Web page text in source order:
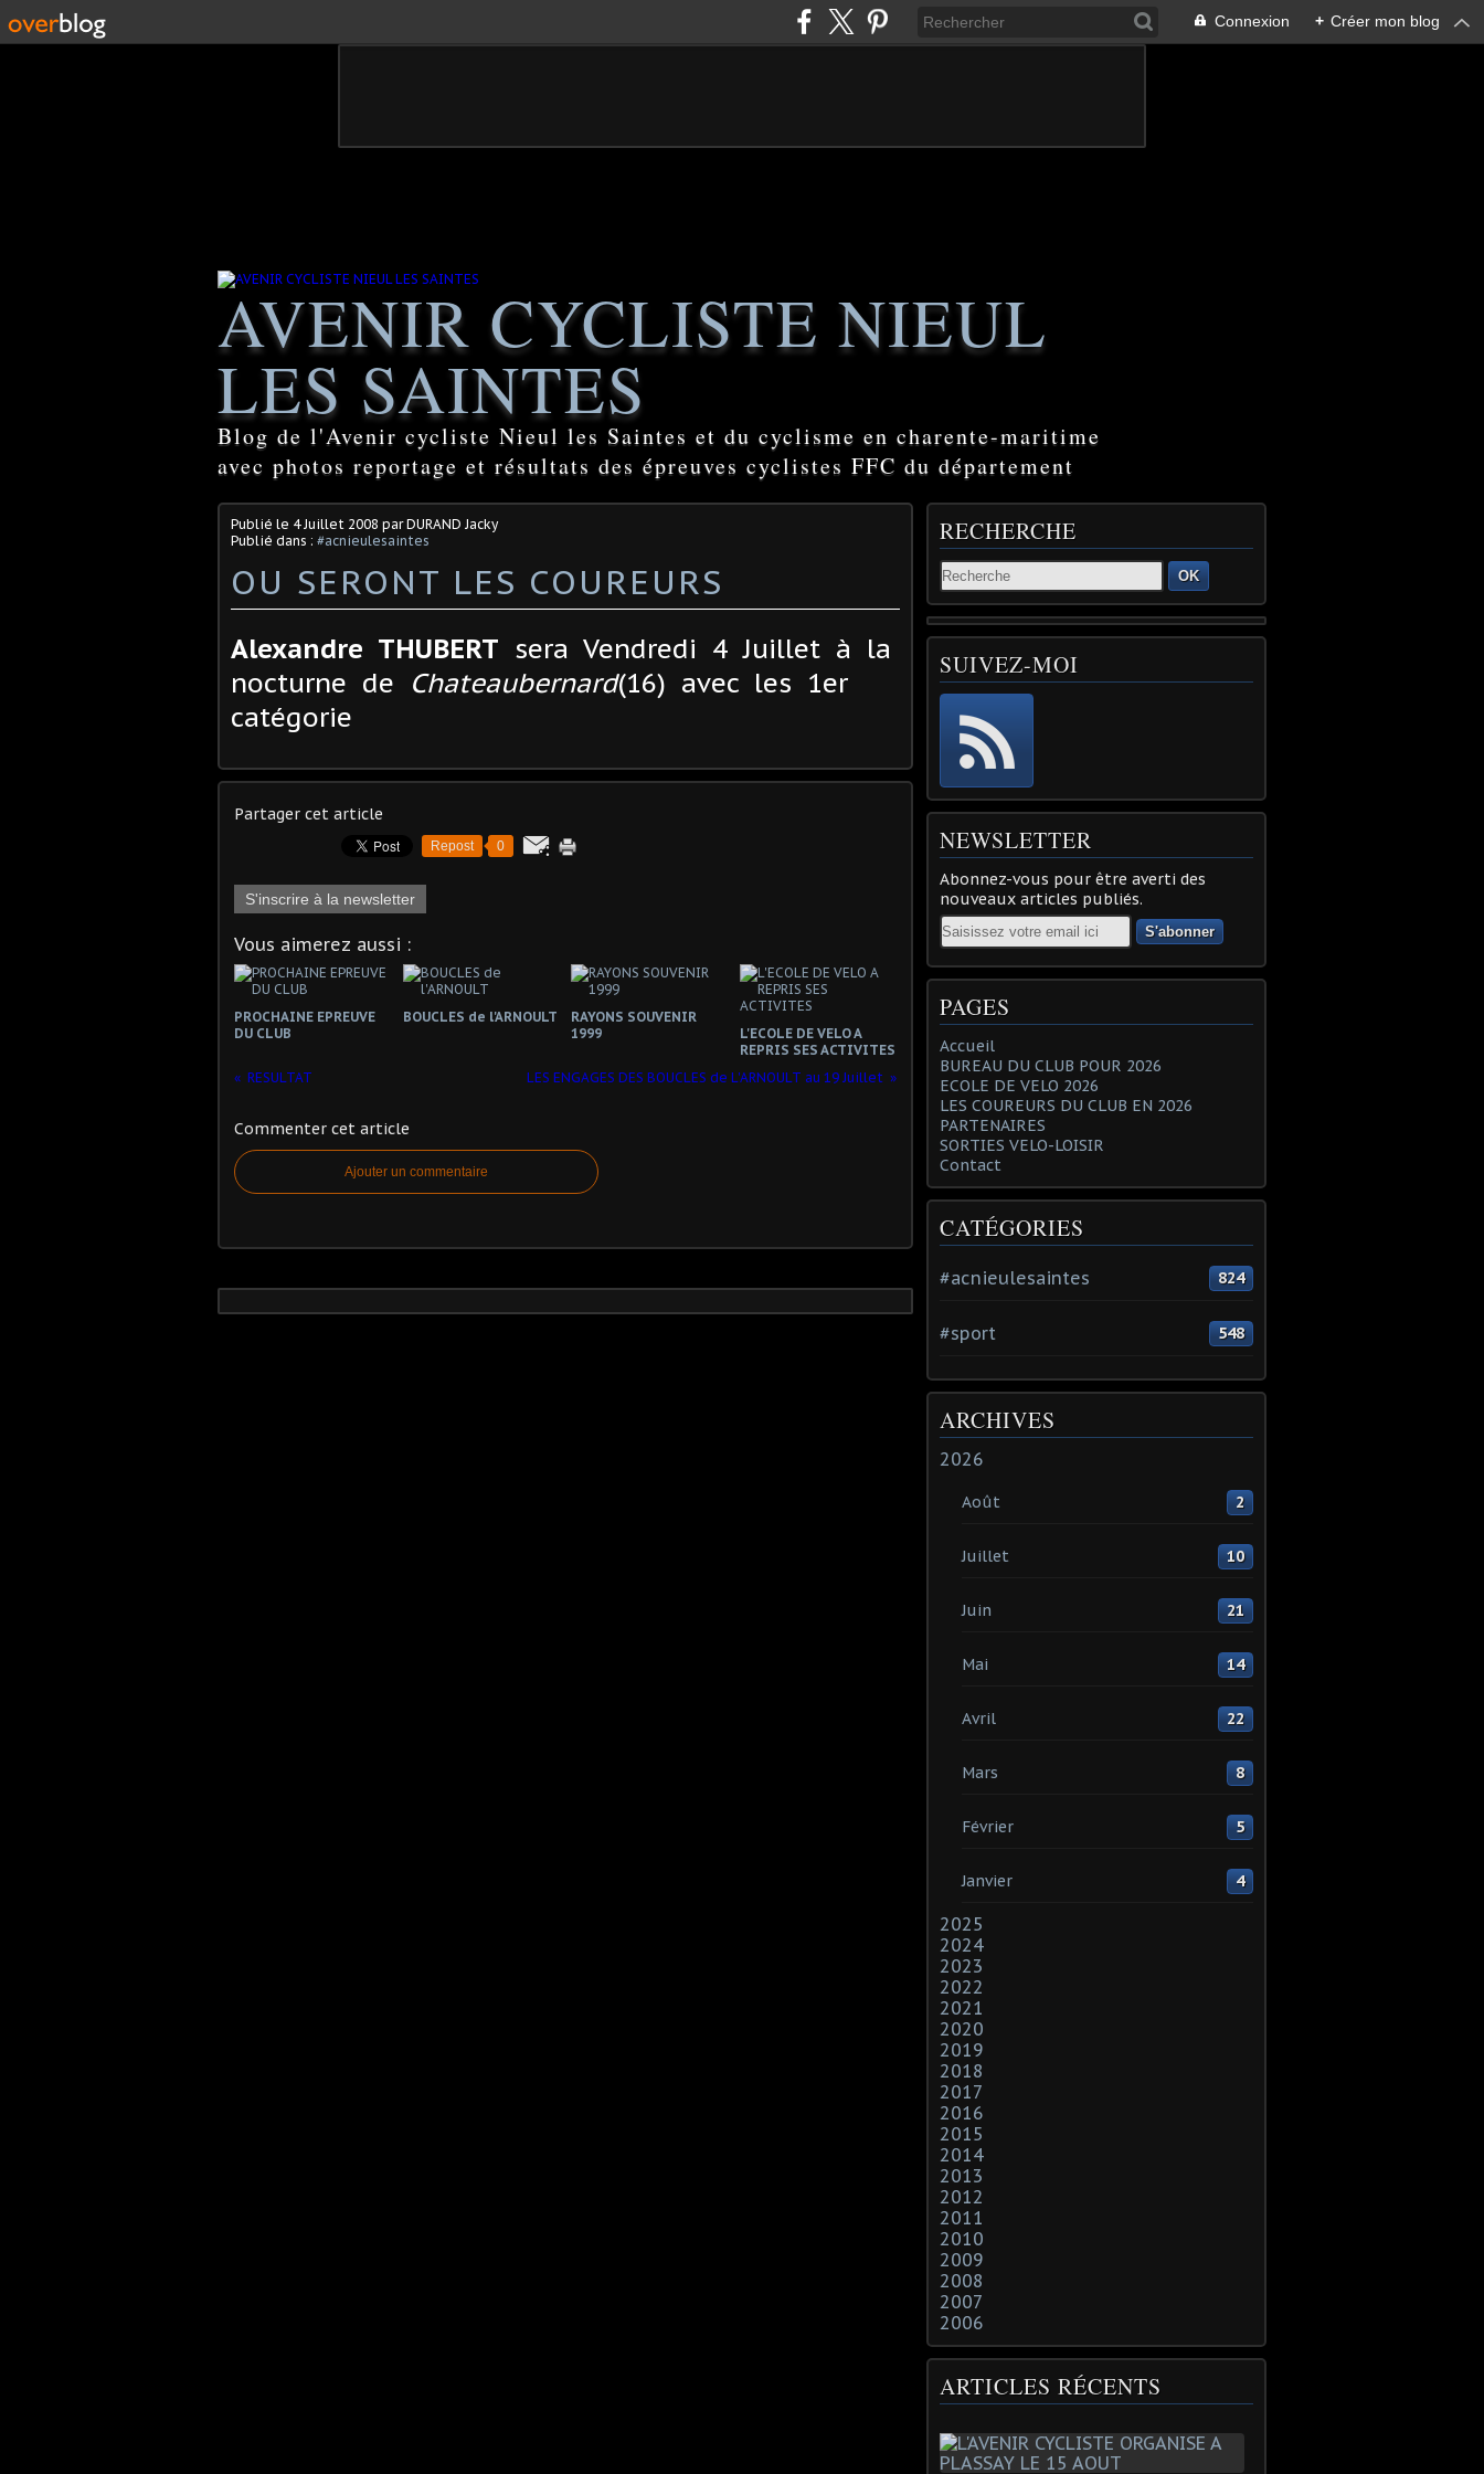
Connexion + Créer mon blog
AVENIR CYCLISTE NIEUL
LES SAINTES
Blog de l'Avenir cycliste Nieul les Saintes et du cyclisme en charente-maritime
avec photos reportage et résultats des épreuves cyclistes FFC du département
Publié le 4 Juillet 2008 par DURAND Jacky
Publié dans : #acnieulesaintes
OU SERONT LES COUREURS
Alexandre THUBERT sera Vendredi 4 Juillet à la
nocturne de Chateaubernard(16) avec les 1er
catégorie
Partager cet article
Repost 0
S'inscrire à la newsletter
Vous aimerez aussi :
PROCHAINE EPREUVE
DU CLUB
BOUCLES de l'ARNOULT
RAYONS SOUVENIR
1999
L'ECOLE DE VELO A
REPRIS SES ACTIVITES
RESULTAT
LES ENGAGES DES BOUCLES de L'ARNOULT au 19 Juillet
Commenter cet article
Ajouter un commentaire
RECHERCHE
OK
SUIVEZ-MOI
NEWSLETTER
Abonnez-vous pour être averti des
nouveaux articles publiés.
Email
PAGES
Accueil
BUREAU DU CLUB POUR 2026
ECOLE DE VELO 2026
LES COUREURS DU CLUB EN 2026
PARTENAIRES
SORTIES VELO-LOISIR
Contact
CATÉGORIES
#acnieulesaintes 824
#sport 548
ARCHIVES
2026
Août 2
Juillet 10
Juin 21
Mai 14
Avril 22
Mars 8
Février 5
Janvier 4
2025
2024
2023
2022
2021
2020
2019
2018
2017
2016
2015
2014
2013
2012
2011
2010
2009
2008
2007
2006
ARTICLES RÉCENTS